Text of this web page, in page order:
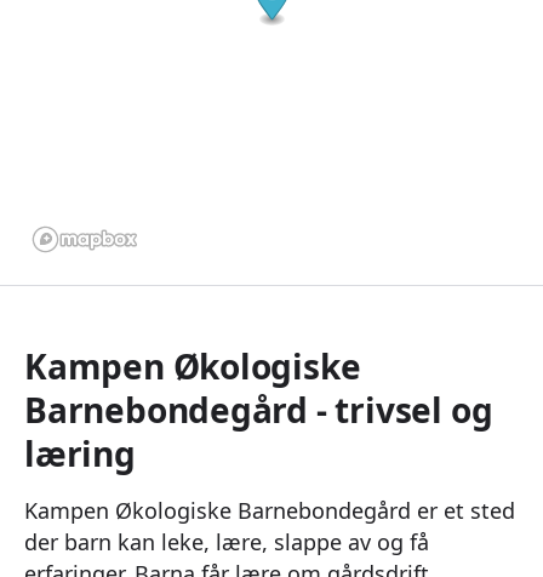
Kampen Økologiske
Barnebondegård - trivsel og
læring
Kampen Økologiske Barnebondegård er et sted
der barn kan leke, lære, slappe av og få